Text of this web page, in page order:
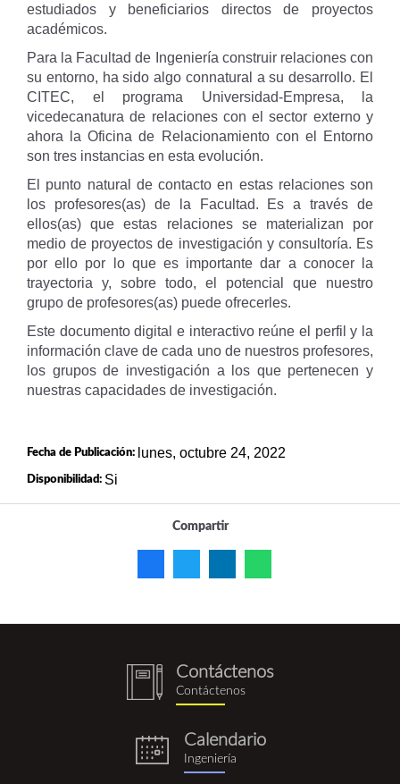
estudiados y beneficiarios directos de proyectos
académicos.
Para la Facultad de Ingeniería construir relaciones con
su entorno, ha sido algo connatural a su desarrollo. El
CITEC, el programa Universidad-Empresa, la
vicedecanatura de relaciones con el sector externo y
ahora la Oficina de Relacionamiento con el Entorno
son tres instancias en esta evolución.
El punto natural de contacto en estas relaciones son
los profesores(as) de la Facultad. Es a través de
ellos(as) que estas relaciones se materializan por
medio de proyectos de investigación y consultoría. Es
por ello por lo que es importante dar a conocer la
trayectoria y, sobre todo, el potencial que nuestro
grupo de profesores(as) puede ofrecerles.
Este documento digital e interactivo reúne el perfil y la
información clave de cada uno de nuestros profesores,
los grupos de investigación a los que pertenecen y
nuestras capacidades de investigación.
Fecha de Publicación: lunes, octubre 24, 2022
Disponibilidad: Si
Compartir
notebook
(1).png
Contáctenos
Contáctenos
eventos.png
Calendario
Ingeniería